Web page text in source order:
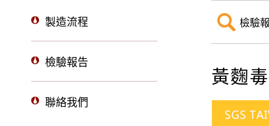
製造流程
檢驗報告
聯絡我們
檢驗
黃麴